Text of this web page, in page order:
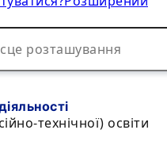
технічної) освіти